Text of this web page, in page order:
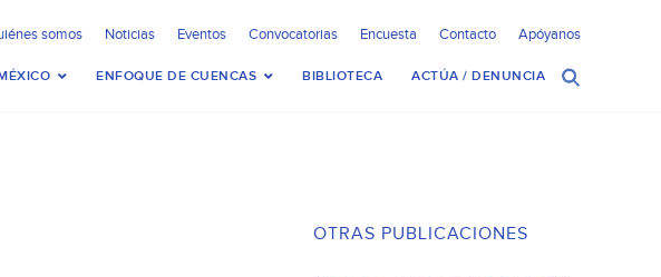
somos Noticias Eventos Convocatorias Encuesta Contacto Apóyanos
ENFOQUE DE CUENCAS BIBLIOTECA ACTÚA / DENUNCIA
OTRAS PUBLICACIONES